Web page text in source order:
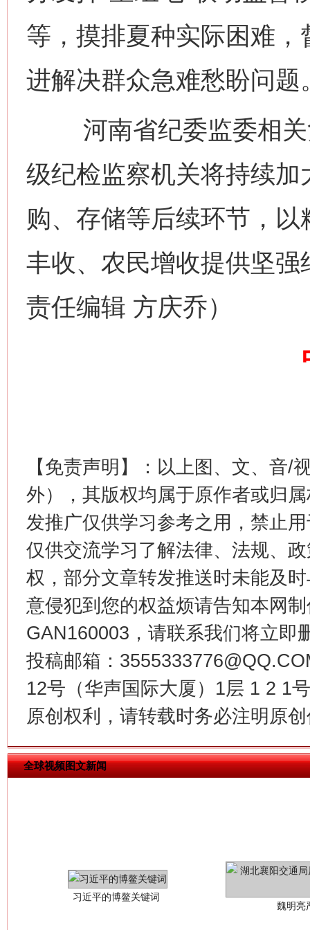
等，摸排夏种实际困难
进解决群众急难愁盼问题
河南省纪委监委相关
级纪检监察机关将持续
购、存储等后续环节，
丰收、农民增收提供坚
责任编辑 方庆乔）
【免责声明】：以上图、文、音/
外），其版权均属于原作者或归
发推广仅供学习参考之用，禁止
仅供交流学习了解法律、法规、
权，部分文章转发推送时未能及
意侵犯到您的权益烦请告知本网
GAN160003，请联系我们将立即
投稿邮箱：
12号（华声国际大厦）1层 1 2 1
原创权利，请转载时务必注明原
全球视频图文新闻
网上购药对药下症？
在谋一域中谋全局
今